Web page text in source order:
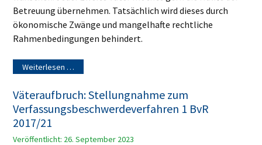
Betreuung übernehmen. Tatsächlich wird dieses durch
ökonomische Zwänge und mangelhafte rechtliche
Rahmenbedingungen behindert.
Weiterlesen …
Väteraufbruch: Stellungnahme zum
Verfassungsbeschwerdeverfahren 1 BvR
2017/21
Veröffentlicht: 26. September 2023